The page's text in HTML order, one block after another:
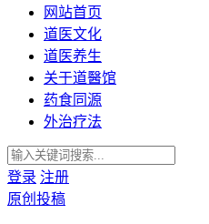
网站首页
道医文化
道医养生
关于道醫馆
药食同源
外治疗法
登录 注册
原创投稿